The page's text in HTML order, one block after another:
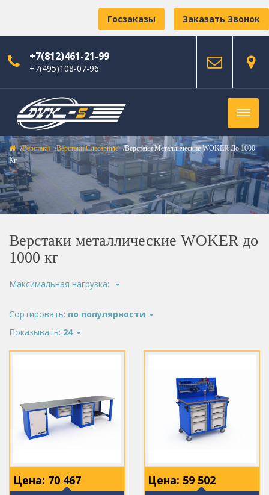
Заказать Звонок
Госзаказы
+7(812)461-21-99
+7(495)108-07-96
Верстаки Верстаки Слесарные
Верстаки Металлические WOKER До 1000
Кг
Верстаки металлические WOKER до
1000 кг
Максимальная нагрузка:
Сортировать: по популярности
Показывать: 24
Цена: 70 467 Цена: 59 502